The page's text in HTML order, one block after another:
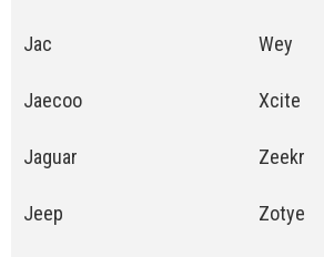
Jac
Jaecoo
Jaguar
Jeep
Wey
Xcite
Zeekr
Zotye